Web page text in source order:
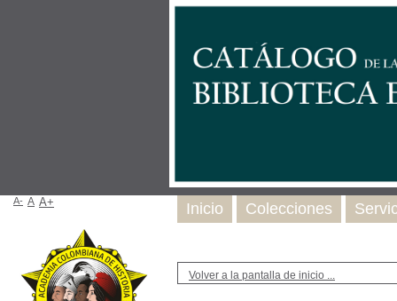
Volver a la pantalla de inicio ...
Inicio Colecciones
A- A A+